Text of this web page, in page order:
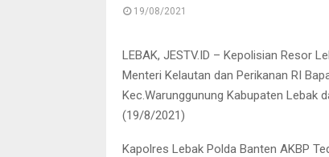
19/08/2021
LEBAK, JESTV.ID – Kepolisian Resor
Menteri Kelautan dan Perikanan RI
Kec.Warunggunung Kabupaten Lebak
(19/8/2021)
Kapolres Lebak Polda Banten AKBP